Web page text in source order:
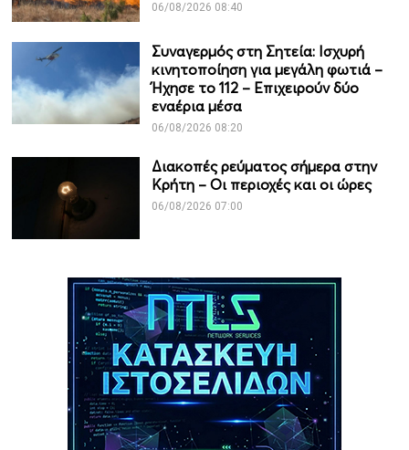
06/08/2026 08:40
Συναγερμός στη Σητεία: Ισχυρή
κινητοποίηση για μεγάλη φωτιά –
Ήχησε το 112 – Επιχειρούν δύο
εναέρια μέσα
06/08/2026 08:20
Διακοπές ρεύματος σήμερα στην
Κρήτη – Οι περιοχές και οι ώρες
06/08/2026 07:00